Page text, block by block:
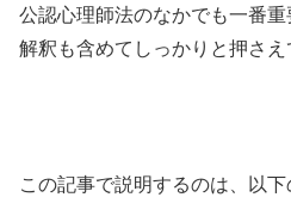
公認心理師法のなかでも一番重
解釈も含めてしっかりと押さえ
この記事で説明するのは、以下